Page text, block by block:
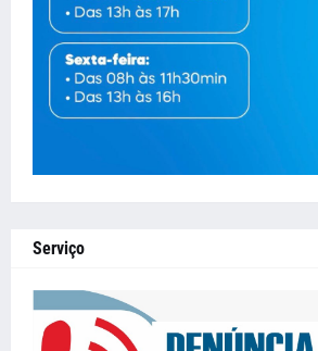
Serviço